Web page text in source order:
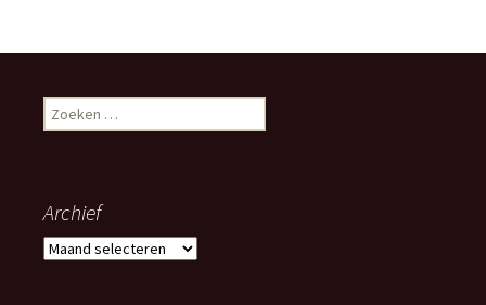
Zoeken
naar:
Archief
Archief